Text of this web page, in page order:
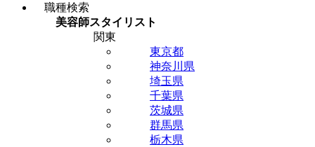
職種検索
美容師スタイリスト
関東
東京都
神奈川県
埼玉県
千葉県
茨城県
群馬県
栃木県